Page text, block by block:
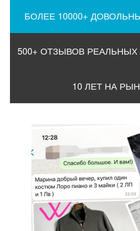
БОЛЕЕ 10000+
500+ ОТЗЫВОВ
10 ЛЕТ НА